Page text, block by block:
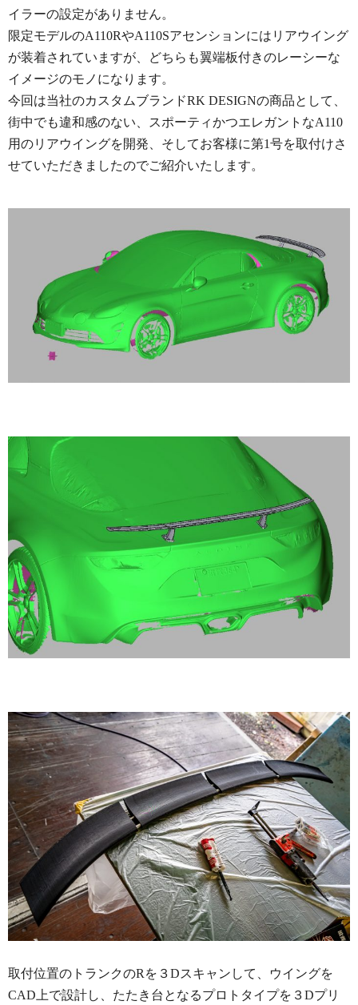
イラーの設定がありません。
限定モデルのA110RやA110Sアセンションにはリアウイング
が装着されていますが、どちらも翼端板付きのレーシーな
イメージのモノになります。
今回は当社のカスタムブランドRK DESIGNの商品として、
街中でも違和感のない、スポーティかつエレガントなA110
用のリアウイングを開発、そしてお客様に第1号を取付けさ
せていただきましたのでご紹介いたします。
取付位置のトランクのRを３Dスキャンして、ウイングを
CAD上で設計し、たたき台となるプロトタイプを３Dプリ